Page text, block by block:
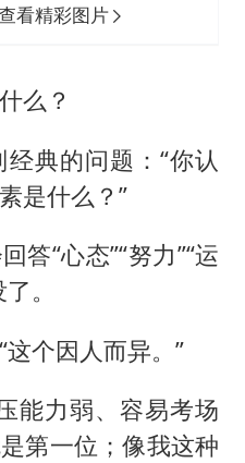
看精彩图片
么？
典的问题：“你认
是什么？”
答“心态”“努力”“运
。
个因人而异。”
能力弱、容易考场
第一位；像我这种